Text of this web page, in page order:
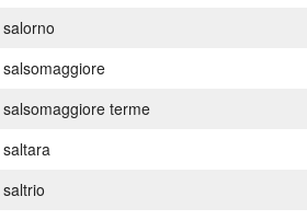
salorno
salsomaggiore
salsomaggiore terme
saltara
saltrio